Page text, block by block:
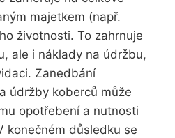
majetkem (např.
životnosti. To zahrnuje
ale i náklady na údržbu,
Zanedbání
údržby koberců může
opotřebení a nutnosti
konečném důsledku se